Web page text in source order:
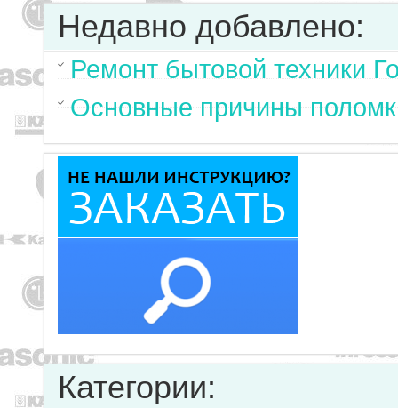
Недавно добавлено:
Ремонт бытовой техники
Основные причины
Категории: